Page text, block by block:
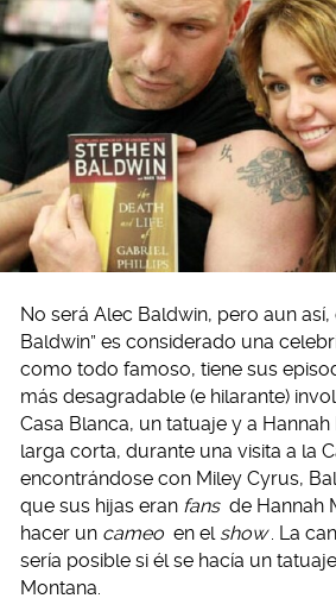
No será Alec Baldwin, pero aun así,
Baldwin” es considerado una
como todo famoso, tiene sus
más desagradable (e hilarante)
Casa Blanca, un tatuaje y a
larga corta, durante una visita a la
encontrándose con Miley Cyrus,
que sus hijas eran fans de Hannah
hacer un cameo en el show
. La
sería posible si él se hacía un
Montana.